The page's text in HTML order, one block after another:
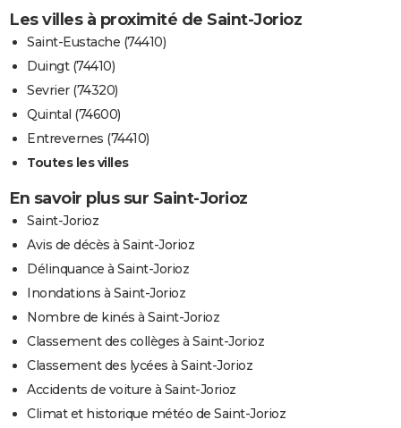
Les villes à proximité de Saint-Jorioz
Saint-Eustache (74410)
Duingt (74410)
Sevrier (74320)
Quintal (74600)
Entrevernes (74410)
Toutes les villes
En savoir plus sur Saint-Jorioz
Saint-Jorioz
Avis de décès à Saint-Jorioz
Délinquance à Saint-Jorioz
Inondations à Saint-Jorioz
Nombre de kinés à Saint-Jorioz
Classement des collèges à Saint-Jorioz
Classement des lycées à Saint-Jorioz
Accidents de voiture à Saint-Jorioz
Climat et historique météo de Saint-Jorioz